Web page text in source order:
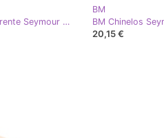
BM Sandália salto transparente Seymour Fuchsia rosa
BM
20,15 €